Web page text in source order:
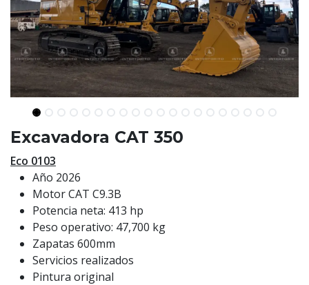
Excavadora CAT 350
Eco 0103
Año 2026
Motor CAT C9.3B
Potencia neta: 413 hp
Peso operativo: 47,700 kg
Zapatas 600mm
Servicios realizados
Pintura original